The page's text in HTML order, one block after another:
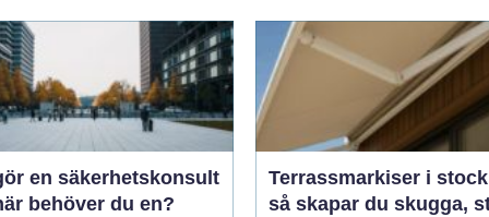
en säkerhetskonsult
behöver du en?
Terrassmarkiser i
så skapar du skugga,